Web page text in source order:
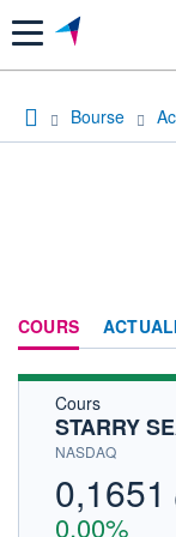
Menu
Bourse
COURS
Cours
STARRY
NASDAQ
0,1651
0,00%